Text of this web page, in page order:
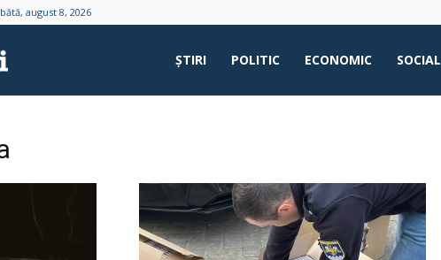
august 8, 2026
ŞTIRI POLITIC ECONOMIC SOCIAL